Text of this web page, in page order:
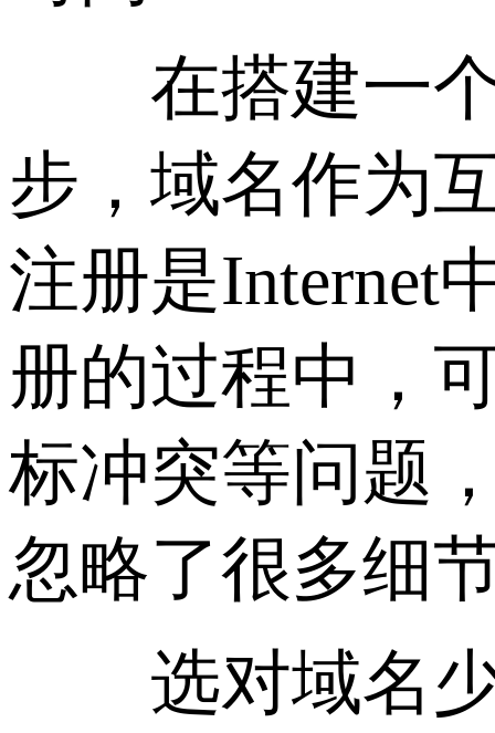
在搭建一个
步，域名作为
注册是Internet
册的过程中，
标冲突等问题
忽略了很多细
选对域名少